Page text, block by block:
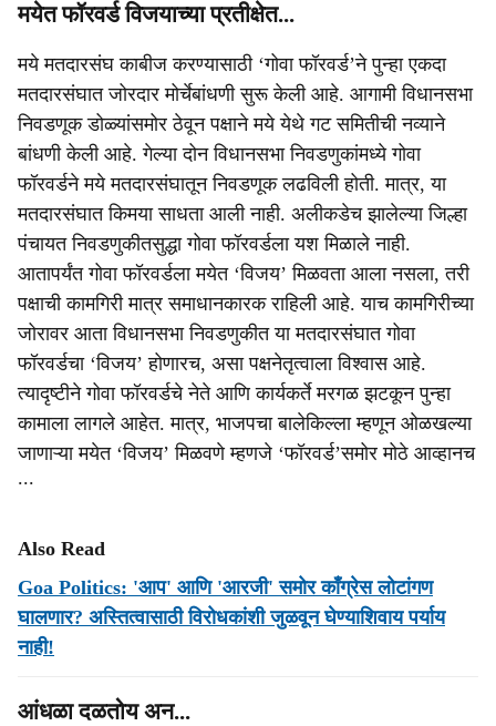
मयेत फॉरवर्ड विजयाच्या प्रतीक्षेत...
मये मतदारसंघ काबीज करण्यासाठी ‘गोवा फॉरवर्ड’ने पुन्हा एकदा
मतदारसंघात जोरदार मोर्चेबांधणी सुरू केली आहे. आगामी विधानसभा
निवडणूक डोळ्यांसमोर ठेवून पक्षाने मये येथे गट समितीची नव्याने
बांधणी केली आहे. गेल्या दोन विधानसभा निवडणुकांमध्ये गोवा
फॉरवर्डने मये मतदारसंघातून निवडणूक लढविली होती. मात्र, या
मतदारसंघात किमया साधता आली नाही. अलीकडेच झालेल्या जिल्हा
पंचायत निवडणुकीतसुद्धा गोवा फॉरवर्डला यश मिळाले नाही.
आतापर्यंत गोवा फॉरवर्डला मयेत ‘विजय’ मिळवता आला नसला, तरी
पक्षाची कामगिरी मात्र समाधानकारक राहिली आहे. याच कामगिरीच्या
जोरावर आता विधानसभा निवडणुकीत या मतदारसंघात गोवा
फॉरवर्डचा ‘विजय’ होणारच, असा पक्षनेतृत्वाला विश्वास आहे.
त्यादृष्टीने गोवा फॉरवर्डचे नेते आणि कार्यकर्ते मरगळ झटकून पुन्हा
कामाला लागले आहेत. मात्र, भाजपचा बालेकिल्ला म्हणून ओळखल्या
जाणाऱ्या मयेत ‘विजय’ मिळवणे म्हणजे ‘फॉरवर्ड’समोर मोठे आव्हानच
∙∙∙
Also Read
Goa Politics: 'आप' आणि 'आरजी' समोर काँग्रेस लोटांगण
घालणार? अस्तित्वासाठी विरोधकांशी जुळवून घेण्याशिवाय पर्याय
नाही!
आंधळा दळतोय अन...